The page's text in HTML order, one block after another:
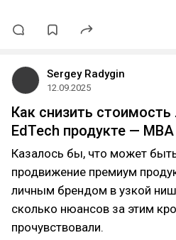
Sergey Radygin
12.09.2025
Как снизить стоимость
EdTech продукте —
Казалось бы, что может
продвижение премиум
личным брендом в узкой
сколько нюансов за этим
прочувствовали.